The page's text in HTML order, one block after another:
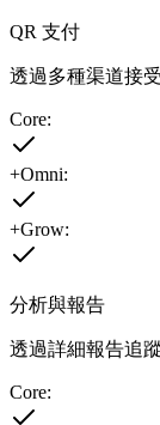
QR 支付
透過多種渠道接受
Core:
+Omni:
+Grow:
分析與報告
透過詳細報告追
Core: